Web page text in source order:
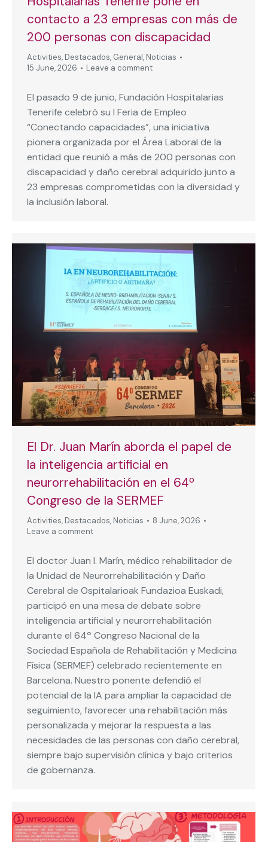
contacto a 23 empresas con más de
200 personas con discapacidad
Activities, Destacados, General, Noticias
15 June, 2026
Leave a comment
El pasado 9 de junio, Fundación Hospitalarias
Tenerife celebró su I Feria de Empleo
“Conectando capacidades”, una iniciativa
pionera organizada por el Área Laboral de la
entidad que reunió a más de 200 personas con
discapacidad y daño cerebral adquirido junto a
23 empresas comprometidas con la diversidad y
la inclusión laboral.
El Dr. Juan Marín aborda el papel de
la inteligencia artificial en
neurorrehabilitación en el 64º
Congreso de la SERMEF
Activities, Destacados, Noticias
8 June, 2026
Leave a comment
El doctor Juan I. Marín, médico rehabilitador de
la Unidad de Neurorrehabilitación y Daño
Cerebral de Ospitalarioak Fundazioa Euskadi,
participó en una mesa de debate sobre
inteligencia artificial y neurorrehabilitación
durante el 64º Congreso Nacional de la
Sociedad Española de Rehabilitación y Medicina
Física (SERMEF) celebrado recientemente en
Barcelona. Nuestro ponente defendió el
potencial de la IA para ampliar la capacidad de
seguimiento, favorecer una rehabilitación más
personalizada y mejorar la respuesta a las
necesidades de las personas con daño cerebral,
siempre bajo supervisión clínica y bajo criterios
de gobernanza.